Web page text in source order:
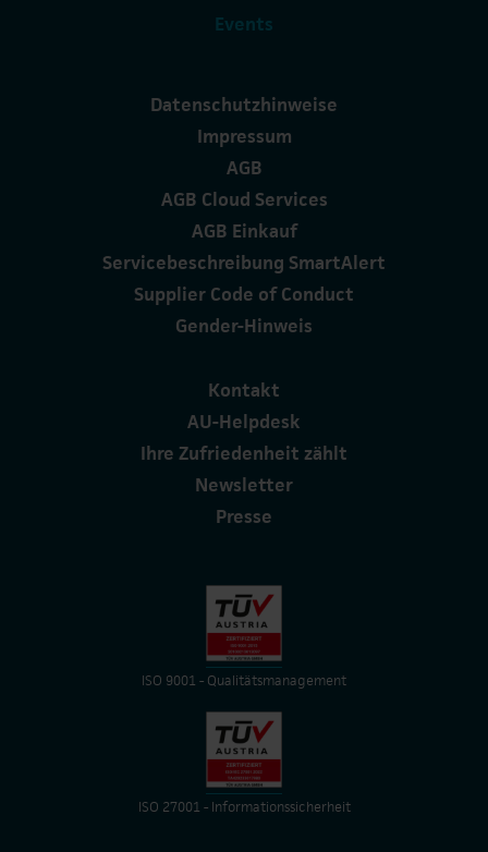
Events
Datenschutzhinweise
Impressum
AGB
AGB Cloud Services
AGB Einkauf
Servicebeschreibung SmartAlert
Supplier Code of Conduct
Gender-Hinweis
Kontakt
AU-Helpdesk
Ihre Zufriedenheit zählt
Newsletter
Presse
ISO 9001 - Qualitätsmanagement
ISO 27001 - Informationssicherheit